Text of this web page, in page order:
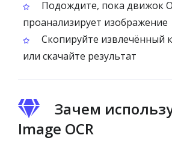
Подождите, пока движок
проанализирует изображение
Скопируйте извлечённый
или скачайте результат
Зачем
Image OCR